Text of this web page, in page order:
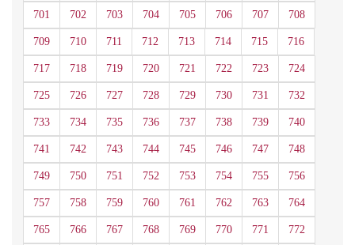
701 702 703 704 705 706 707 708
709 710 711 712 713 714 715 716
717 718 719 720 721 722 723 724
725 726 727 728 729 730 731 732
733 734 735 736 737 738 739 740
741 742 743 744 745 746 747 748
749 750 751 752 753 754 755 756
757 758 759 760 761 762 763 764
765 766 767 768 769 770 771 772